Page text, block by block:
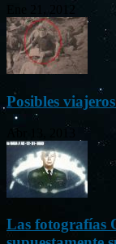
Posibles
Abr 13, 2013
Las fotografías